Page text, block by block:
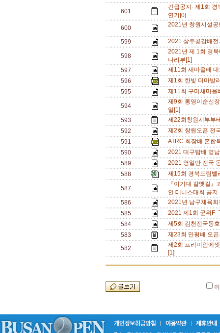
601
긴급공지- 제1회 경
연기[0]
600
2021년 창원시설
599 2021 상주곶갑배
598
2021년 제 1회 경
나리부[1]
597
제11회 새마을배
596
제1회 한빛 더마발
595
제11회 구미새마
594
제9회 통영이순신
일[1]
593
제22회창원시부부
592
제2회 창원오픈 전
591
ATRC 회장배 혼합
590
2021 대구탑배 영
589
2021 영일만 전국
588
제15회 경북드림
587
『이기대 갈맷길
인 테니스대회 공
586
2021년 남구체육
585
2021 제1회 군위
584
제5회 김천전국동
583
제23회 만평배 오
582
제2회 프리미엄에
[1]